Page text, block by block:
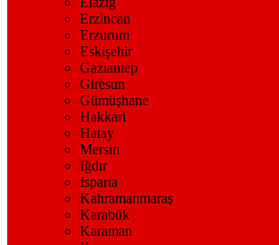
Erzincan
Erzurum
Eskişehir
Gaziantep
Giresun
Gümüşhane
Hakkari
Hatay
Mersin
Iğdır
Isparta
Kahramanmaraş
Karabük
Karaman